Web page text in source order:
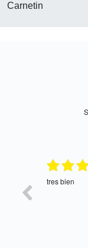
Carnetin
tres bien